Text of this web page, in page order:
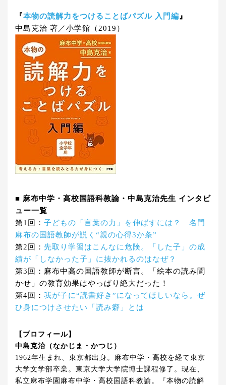
『本物の読解力をつけることばパズル 入門編 』
中島克治 著／小学館（2019）
■ 麻布中学・高校国語科教諭・中島克治先生 インタビ
ュー一覧
第1回： 子どもの「言葉の力」を伸ばすには？ 名門
麻布の国語教師が説く“親の心得3か条”
第2回： 先取り学習はこんなに危険。「した子」の成
績が「しなかった子」に抜かれるのはなぜ？
第3回：麻布中高の国語教師が断言。「絵本の読み聞
かせ」の教育効果はやっぱり絶大だった！
第4回： 我が子に“読書好き”になってほしいなら。ぜ
ひ身につけさせたい「読み癖」とは
【プロフィール】
中島克治（なかじま・かつじ）
1962年生まれ、東京都出身。麻布中学・高校を経て東京
大学文学部卒業。東京大学大学院博士課程修了。現在、
私立麻布学園麻布中学・高校国語科教諭。『本物の読解